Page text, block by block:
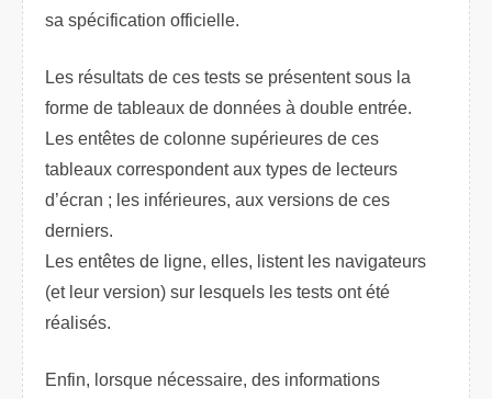
sa spécification officielle.
Les résultats de ces tests se présentent sous la
forme de tableaux de données à double entrée.
Les entêtes de colonne supérieures de ces
tableaux correspondent aux types de lecteurs
d’écran ; les inférieures, aux versions de ces
derniers.
Les entêtes de ligne, elles, listent les navigateurs
(et leur version) sur lesquels les tests ont été
réalisés.
Enfin, lorsque nécessaire, des informations